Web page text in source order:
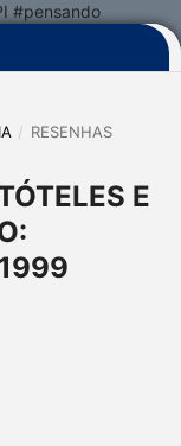
#pensando
/ RESENHAS
E